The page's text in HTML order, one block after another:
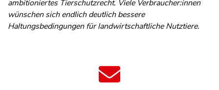
ambitioniertes Tierschutzrecht. Viele Verbraucher:innen
wünschen sich endlich deutlich bessere
Haltungsbedingungen für landwirtschaftliche Nutztiere.